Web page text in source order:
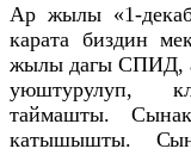
Ар жылы «1-
карата биздин
жылы дагы СПИД,
уюштурулуп,
таймашты.
катышышты.